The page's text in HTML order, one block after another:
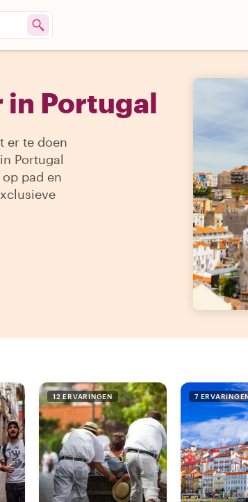
in Portugal
er te doen
Portugal
pad en
12 ERVARINGEN 7